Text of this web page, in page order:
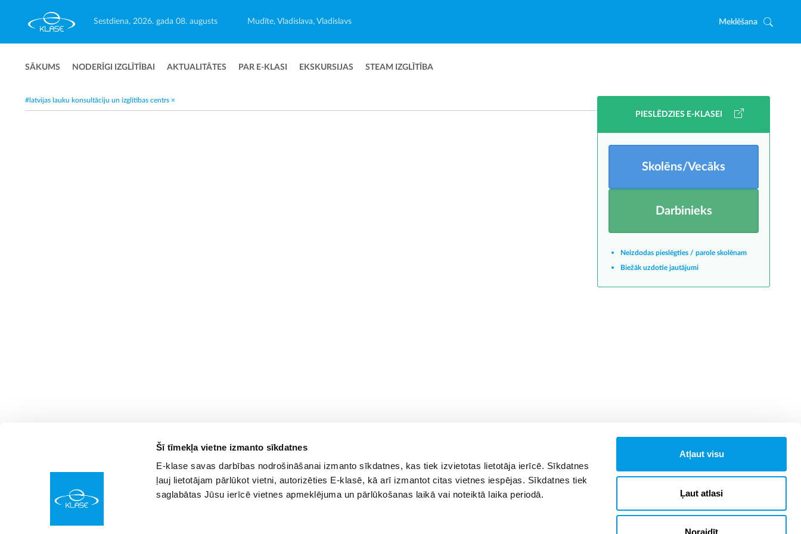
Šī tīmekļa vietne izmanto sīkdatnes
E-klase savas darbības nodrošināšanai izmanto sīkdatnes, kas tiek izvietotas lietotāja ierīcē. Sīkdatnes
ļauj lietotājam pārlūkot vietni, autorizēties E-klasē, kā arī izmantot citas vietnes iespējas. Sīkdatnes tiek
saglabātas Jūsu ierīcē vietnes apmeklējuma un pārlūkošanas laikā vai noteiktā laika periodā.
Atļaut visu
Ļaut atlasi
Noraidīt
Sestdiena, 2026. gada 08. augusts Mudīte, Vladislava, Vladislavs Meklēšana
SĀKUMS NODERĪGI IZGLĪTĪBAI AKTUALITĀTES PAR E-KLASI EKSKURSIJAS STEAM IZGLĪTĪBA
#latvijas lauku konsultāciju un izglītības centrs ×
PIESLĒDZIES E-KLASEI
Skolēns/Vecāks
Darbinieks
Neizdodas pieslēgties / parole skolēnam
Biežāk uzdotie jautājumi